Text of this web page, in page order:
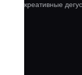
креативные